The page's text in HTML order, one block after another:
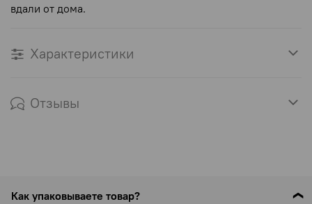
вдали от дома.
Характеристики
Отзывы
Как упаковываете товар?